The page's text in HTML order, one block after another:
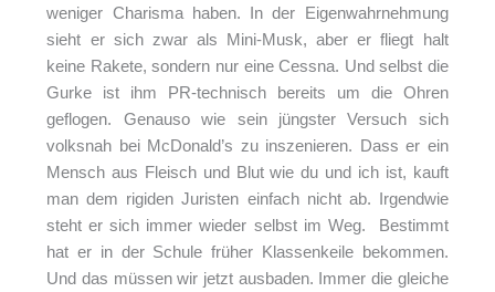
weniger Charisma haben. In der Eigenwahrnehmung
sieht er sich zwar als Mini-Musk, aber er fliegt halt
keine Rakete, sondern nur eine Cessna. Und selbst die
Gurke ist ihm PR-technisch bereits um die Ohren
geflogen. Genauso wie sein jüngster Versuch sich
volksnah bei McDonald’s zu inszenieren. Dass er ein
Mensch aus Fleisch und Blut wie du und ich ist, kauft
man dem rigiden Juristen einfach nicht ab. Irgendwie
steht er sich immer wieder selbst im Weg. Bestimmt
hat er in der Schule früher Klassenkeile bekommen.
Und das müssen wir jetzt ausbaden. Immer die gleiche